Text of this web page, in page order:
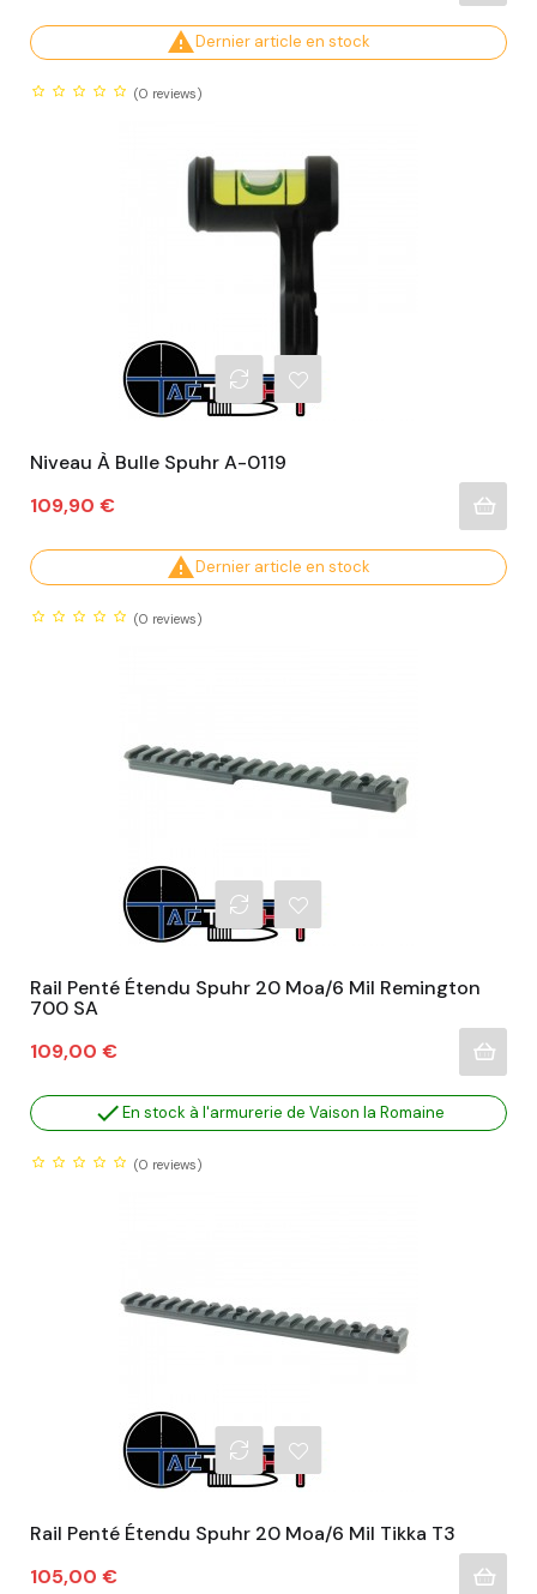
Dernier article en stock
(0 reviews)
Niveau À Bulle Spuhr A-0119
Prix
109,90 €
Dernier article en stock
(0 reviews)
Rail Penté Étendu Spuhr 20 Moa/6 Mil Remington
700 SA
Prix
109,00 €
En stock à l'armurerie de Vaison la Romaine
(0 reviews)
Rail Penté Étendu Spuhr 20 Moa/6 Mil Tikka T3
Prix
105,00 €